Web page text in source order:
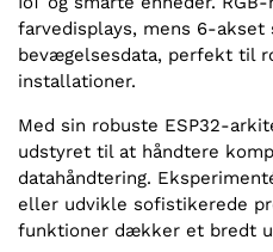
farvedisplays, mens 6-
bevægelsesdata, perfekt til
installationer.
Med sin robuste ESP32-
udstyret til at håndtere
datahåndtering.
eller udvikle sofistikerede
funktioner dækker et bredt